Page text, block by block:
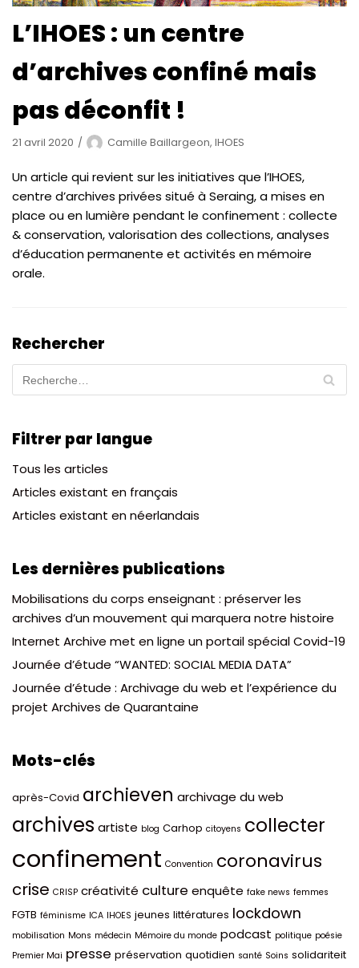
L’IHOES : un centre
d’archives confiné mais
pas déconfit !
21 avril 2020 Camille Baillargeon, IHOES
Un article qui revient sur les initiatives que l’IHOES,
centre d’archives privées situé à Seraing, a mises en
place ou en lumière pendant le confinement : collecte
& conservation, valorisation des collections, analyses
d’éducation permanente et activités en mémoire
orale.
Rechercher
Filtrer par langue
Tous les articles
Articles existant en français
Articles existant en néerlandais
Les dernières publications
Mobilisations du corps enseignant : préserver les
archives d’un mouvement qui marquera notre histoire
Internet Archive met en ligne un portail spécial Covid-19
Journée d’étude “WANTED: SOCIAL MEDIA DATA”
Journée d’étude : Archivage du web et l’expérience du
projet Archives de Quarantaine
Mots-clés
après-Covid archieven archivage du web
archives artiste blog Carhop citoyens collecter
confinement Convention coronavirus
crise CRISP créativité culture enquête fake news femmes
FGTB féminisme ICA IHOES jeunes littératures lockdown
mobilisation Mons médecin Mémoire du monde podcast politique poésie
Premier Mai presse préservation quotidien santé Soins solidariteit